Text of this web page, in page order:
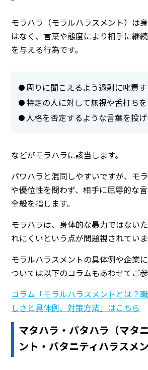
モラハラ（モラルハラスメント）は
はなく、言葉や態度により相手に継
を与える行為です。
周りに聞こえるよう過剰に叱責
特定の人に対して無視や舌打ち
人格を否定するような言葉を投
などがモラハラに該当します。
パワハラと混同しやすいですが、モ
や優位性を問わず、相手に屈辱的な
全般を指します。
モラハラは、身体的な暴力ではない
れにくいという点が問題視されていま
モラルハラスメントの具体例や企業
ついては以下のコラムもあわせてご参
コラム「モラルハラスメントとは？
しさと具体例、対策方法」はこちら
マタハラ・パタハラ（マタ
ント・パタニティハラスメン